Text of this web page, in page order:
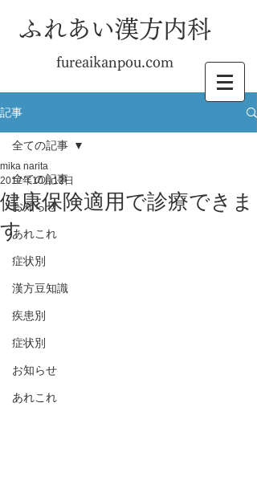
ふれあい漢方内科
fureaikanpou.com
記事
全ての記事
お知らせ
あれこれ
症状別
漢方豆知識
疾患別
症状別
お知らせ
あれこれ
全ての記事
健康保険適用で診療できま
す
mika narita
2017年10月12日